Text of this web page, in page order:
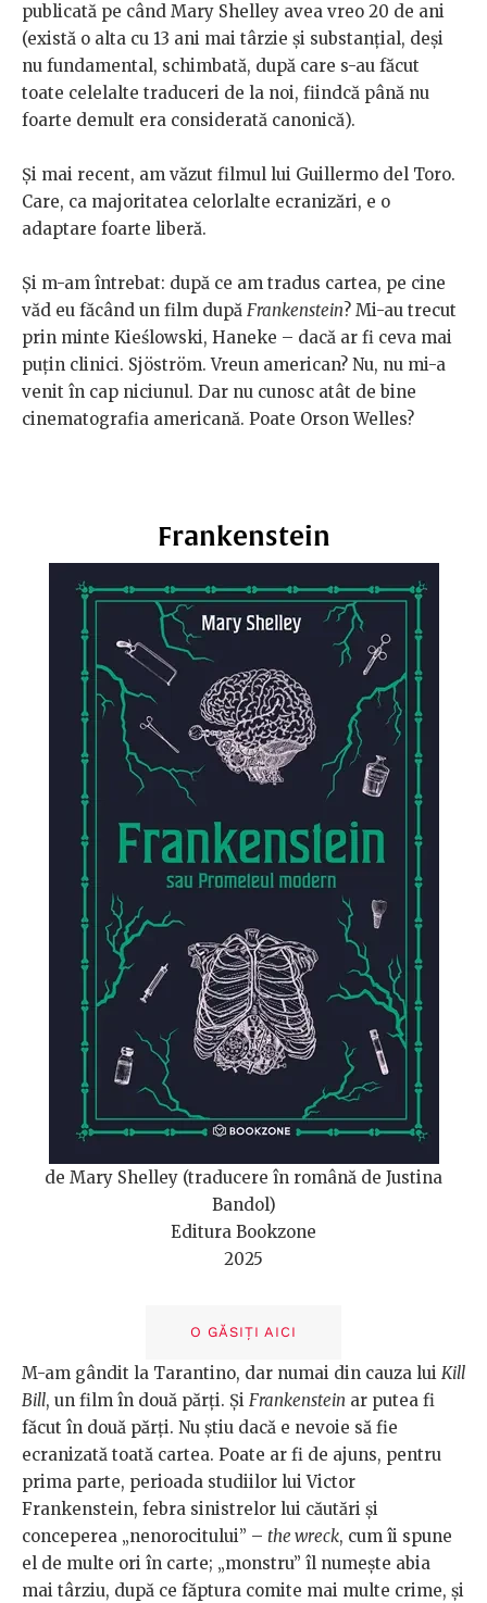
publicată pe când Mary Shelley avea vreo 20 de ani
(există o alta cu 13 ani mai târzie și substanțial, deși
nu fundamental, schimbată, după care s-au făcut
toate celelalte traduceri de la noi, fiindcă până nu
foarte demult era considerată canonică).
Și mai recent, am văzut filmul lui Guillermo del Toro.
Care, ca majoritatea celorlalte ecranizări, e o
adaptare foarte liberă.
Și m-am întrebat: după ce am tradus cartea, pe cine
văd eu făcând un film după Frankenstein? Mi-au trecut
prin minte Kieślowski, Haneke – dacă ar fi ceva mai
puțin clinici. Sjöström. Vreun american? Nu, nu mi-a
venit în cap niciunul. Dar nu cunosc atât de bine
cinematografia americană. Poate Orson Welles?
Frankenstein
de Mary Shelley (traducere în română de Justina
Bandol)
Editura Bookzone
2025
O GĂSIȚI AICI
M-am gândit la Tarantino, dar numai din cauza lui Kill
Bill, un film în două părți. Și Frankenstein ar putea fi
făcut în două părți. Nu știu dacă e nevoie să fie
ecranizată toată cartea. Poate ar fi de ajuns, pentru
prima parte, perioada studiilor lui Victor
Frankenstein, febra sinistrelor lui căutări și
conceperea „nenorocitului” – the wreck, cum îi spune
el de multe ori în carte; „monstru” îl numește abia
mai târziu, după ce făptura comite mai multe crime, și